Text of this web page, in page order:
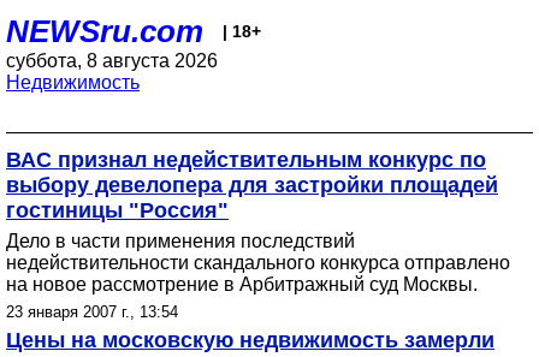
NEWSru.com | 18+
суббота, 8 августа 2026
Недвижимость
ВАС признал недействительным конкурс по
выбору девелопера для застройки площадей
гостиницы "Россия"
Дело в части применения последствий
недействительности скандального конкурса отправлено
на новое рассмотрение в Арбитражный суд Москвы.
23 января 2007 г., 13:54
Цены на московскую недвижимость замерли